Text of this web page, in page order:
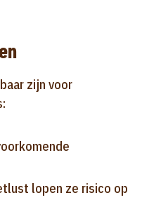
zijn voor
lopen ze risico op